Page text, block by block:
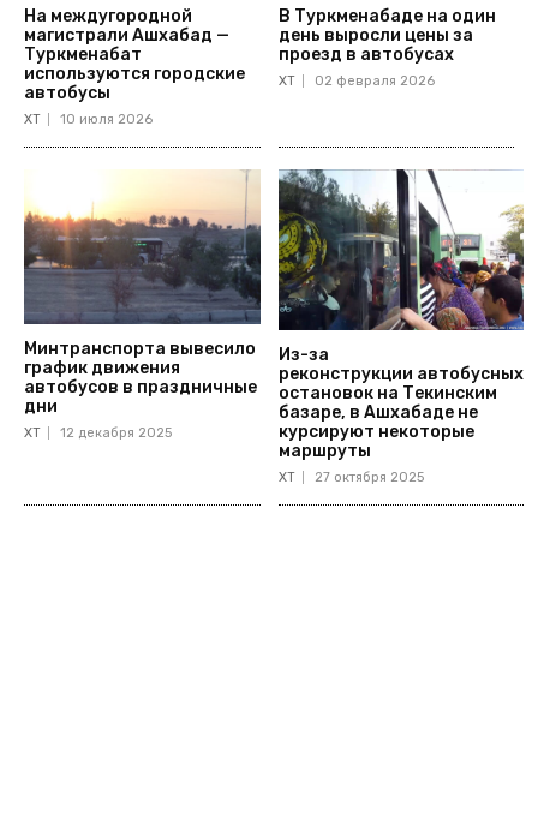
На междугородной
магистрали Ашхабад —
Туркменабат
используются городские
автобусы
ХТ 10 июля 2026
В Туркменабаде на один
день выросли цены за
проезд в автобусах
ХТ 02 февраля 2026
Минтранспорта вывесило
график движения
автобусов в праздничные
дни
ХТ 12 декабря 2025
Из-за
реконструкции автобусных
остановок на Текинским
базаре, в Ашхабаде не
курсируют некоторые
маршруты
ХТ 27 октября 2025